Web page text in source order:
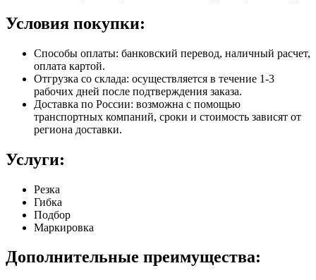
Условия покупки:
Способы оплаты: банковский перевод, наличный расчет,
оплата картой.
Отгрузка со склада: осуществляется в течение 1-3
рабочих дней после подтверждения заказа.
Доставка по России: возможна с помощью
транспортных компаний, сроки и стоимость зависят от
региона доставки.
Услуги:
Резка
Гибка
Подбор
Маркировка
Дополнительные преимущества: